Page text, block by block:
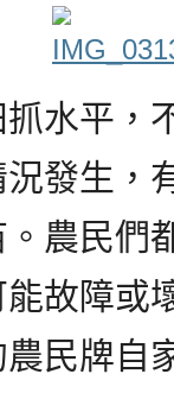
水平，
發生，
農民們
故障或
民牌自